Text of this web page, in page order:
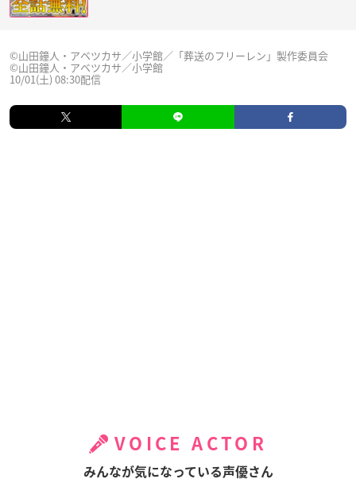
©山田鐘人・アベツカサ／小学館／「葬送のフリーレン」製作委員会
©山田鐘人・アベツカサ／小学館
10/01(土) 08:30配信
VOICE ACTOR
みんなが気になっている声優さん